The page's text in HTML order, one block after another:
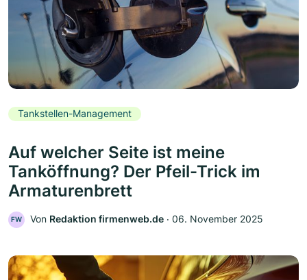
Tankstellen-Management
Auf welcher Seite ist meine
Tanköffnung? Der Pfeil-Trick im
Armaturenbrett
FW Von Redaktion firmenweb.de ‧ 06. November 2025